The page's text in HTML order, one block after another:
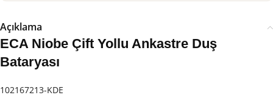
Açıklama
ECA Niobe Çift Yollu Ankastre Duş
Bataryası
102167213-KDE